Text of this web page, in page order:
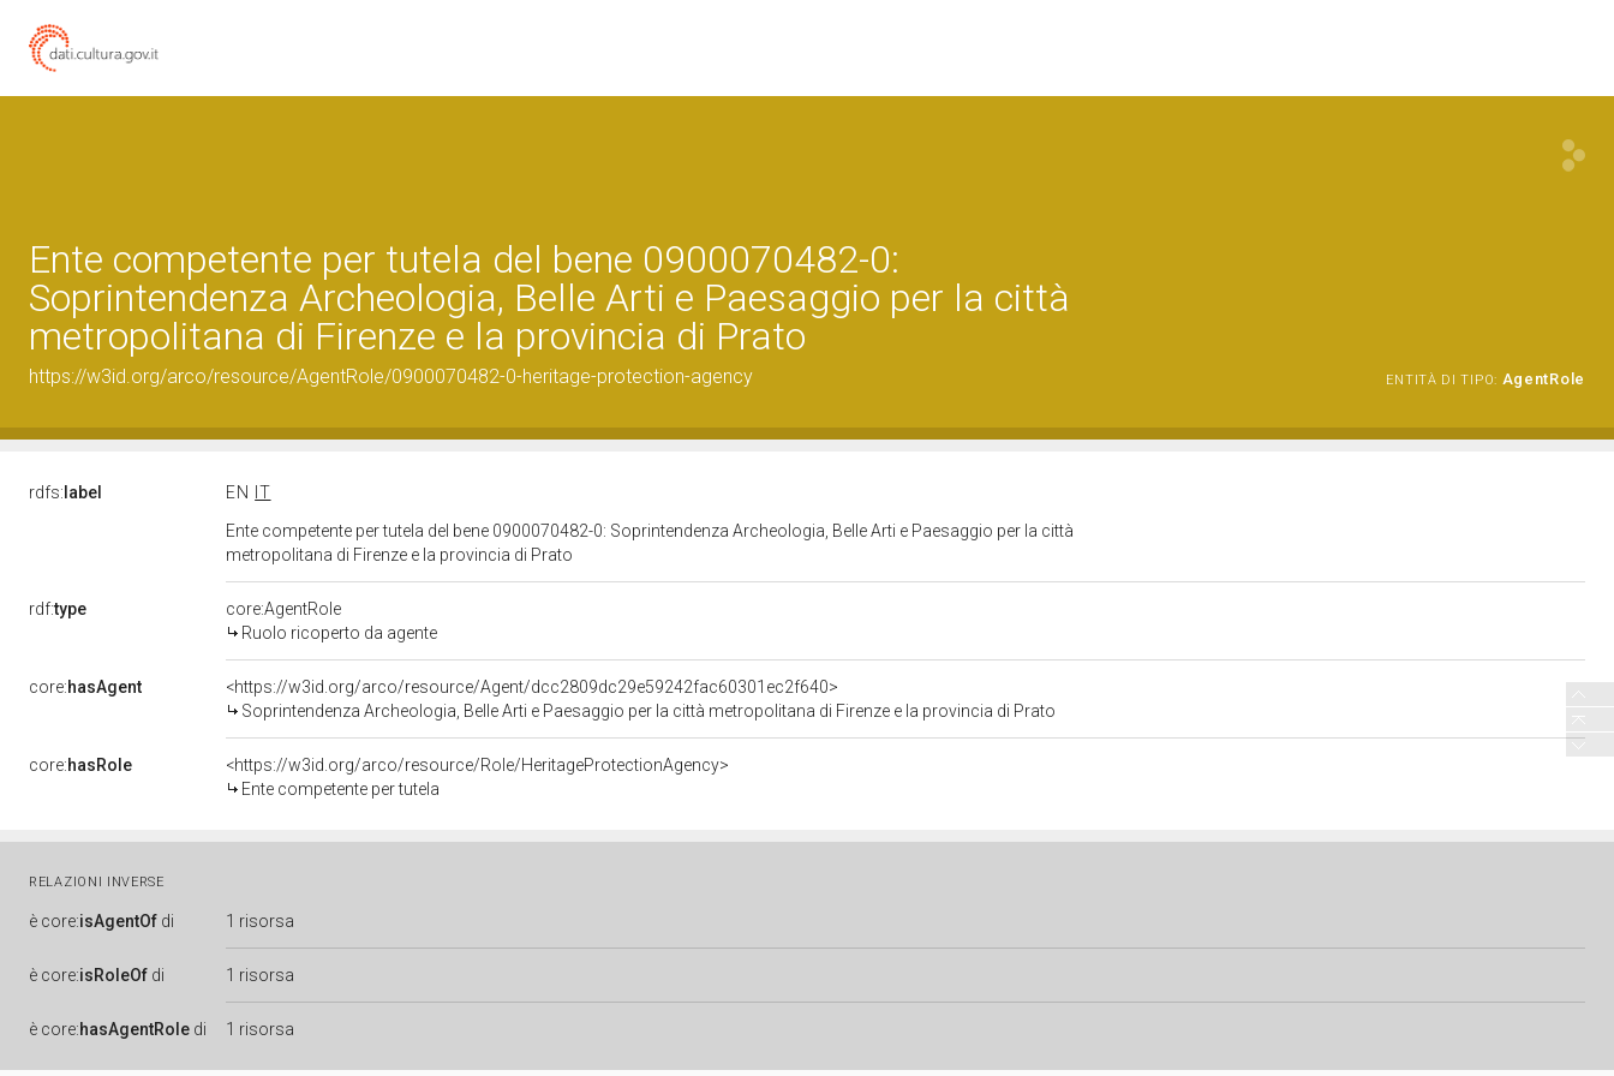
Ente competente per tutela del bene 0900070482-0:
Soprintendenza Archeologia, Belle Arti e Paesaggio per la città
metropolitana di Firenze e la provincia di Prato
https://w3id.org/arco/resource/AgentRole/0900070482-0-heritage-protection-agency ENTITÀ DI TIPO: AgentRole
rdfs: label EN
IT
Ente competente per tutela del bene 0900070482-0: Soprintendenza Archeologia, Belle Arti e Paesaggio per la città
metropolitana di Firenze e la provincia di Prato
rdf:type
core:AgentRole
Ruolo ricoperto da agente
core:hasAgent
<https://w3id.org/arco/resource/Agent/dcc2809dc29e59242fac60301ec2f640>
Soprintendenza Archeologia, Belle Arti e Paesaggio per la città metropolitana di Firenze e la provincia di Prato
core:hasRole
<https://w3id.org/arco/resource/Role/HeritageProtectionAgency>
Ente competente per tutela
RELAZIONI INVERSE
è core:isAgentOf di 1 risorsa
è core:isRoleOf di 1 risorsa
è core:hasAgentRole di 1 risorsa